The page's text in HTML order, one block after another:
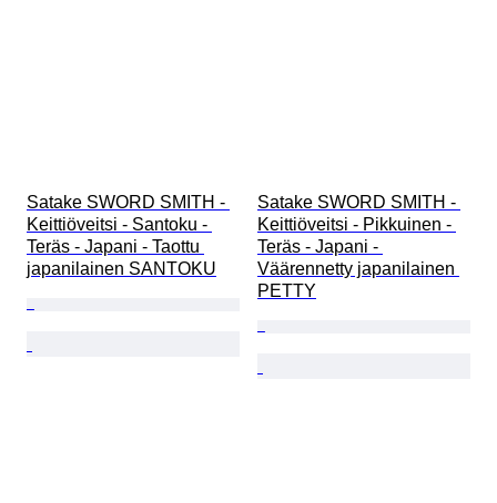
Satake SWORD SMITH -
Keittiöveitsi - Santoku -
Teräs - Japani - Taottu
japanilainen SANTOKU
Satake SWORD SMITH -
Keittiöveitsi - Pikkuinen -
Teräs - Japani -
Väärennetty japanilainen
PETTY